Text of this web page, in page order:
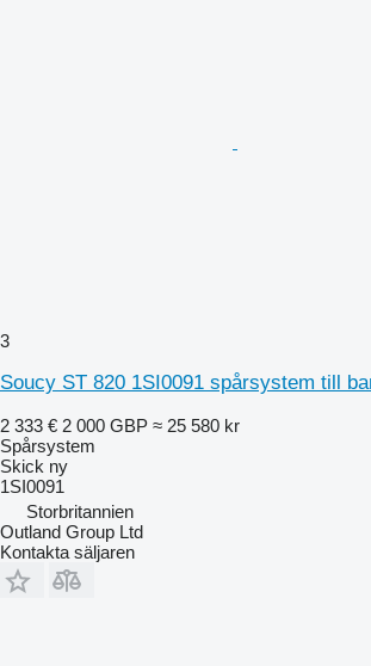
3
Soucy ST 820 1SI0091 spårsystem till
2 333 € 2 000 GBP ≈ 25 580 kr
Spårsystem
Skick ny
1SI0091
Storbritannien
Outland Group Ltd
Kontakta säljaren